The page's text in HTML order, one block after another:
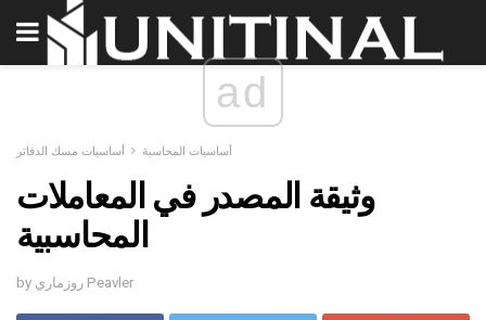
ad
أساسيات المحاسبة أساسيات مسك الدفاتر
وثيقة المصدر في المعاملات
المحاسبية
by روزماري Peavler